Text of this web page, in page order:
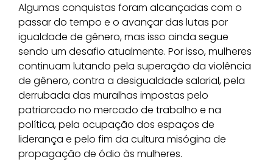
Algumas conquistas foram alcançadas com o
passar do tempo e o avançar das lutas por
igualdade de gênero, mas isso ainda segue
sendo um desafio atualmente. Por isso, mulheres
continuam lutando pela superação da violência
de gênero, contra a desigualdade salarial, pela
derrubada das muralhas impostas pelo
patriarcado no mercado de trabalho e na
política, pela ocupação dos espaços de
liderança e pelo fim da cultura misógina de
propagação de ódio às mulheres.